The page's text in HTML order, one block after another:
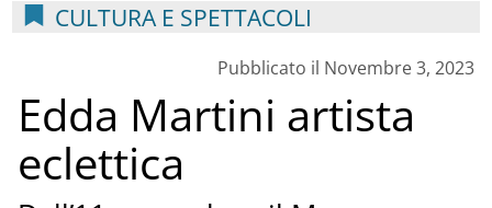
CULTURA E SPETTACOLI
Pubblicato il Novembre 3, 2023
Edda Martini artista
eclettica